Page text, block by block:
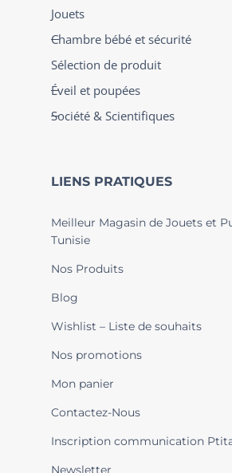
Jouets
Chambre bébé et sécurité
Sélection de produit
Éveil et poupées
Société & Scientifiques
LIENS PRATIQUES
Meilleur Magasin de Jouets et
Tunisie
Nos Produits
Blog
Wishlist – Liste de souhaits
Nos promotions
Mon panier
Contactez-Nous
Inscription communication
Newsletter